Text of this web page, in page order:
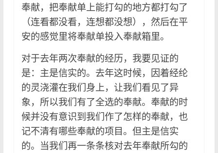
奉献，把奉献单上能打勾的地方都打勾了
（连看都没看，连想都没想），然后在平
安的感觉里将奉献单投入奉献箱里。
对于去年两次奉献的经历，我要见证的
是：主是信实的。去年这时候，因着经纶
的灵浇灌在我们身上，让我们看见了异
象，所以我们有了全选的奉献。奉献的时
候并没有意识到我们作了怎样的奉献，也
记不清有哪些奉献的项目。但主是信实
的。当我们再一条条核对去年奉献所勾的